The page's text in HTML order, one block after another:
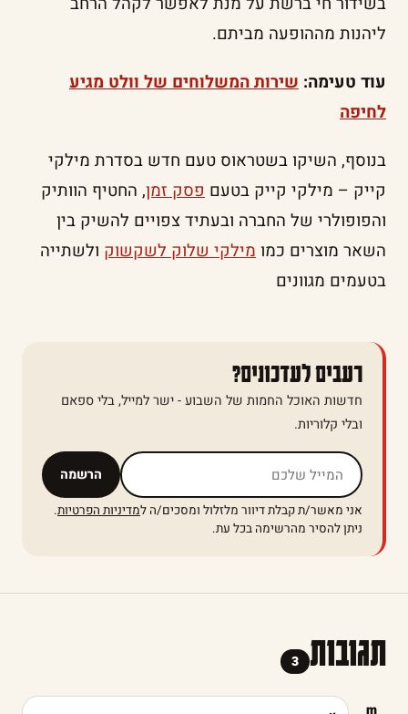
ליהנות מההופעה מביתם.
עוד טעימה: שירות המשלוחים של וולט מגיע
לחיפה
בנוסף, השיקו בשטראוס טעם חדש בסדרת מילקי
קייק – מילקי קייק בטעם פסק זמן, החטיף הוותיק
והפופולרי של החברה ובעתיד צפויים להשיק בין
השאר מוצרים כמו מילקי שלוק לשקשוק ולשתייה
בטעמים מגוונים
רעבים לעדכונים?
חדשות האוכל החמות של השבוע - ישר למייל, בלי ספאם
ובלי קלוריות.
הרשמה אל תמלאו שדה זה
אני מאשר/ת קבלת דיוור מלזלול ומסכים/ה למדיניות הפרטיות.
ניתן להסיר מהרשימה בכל עת.
תגובות 3
m